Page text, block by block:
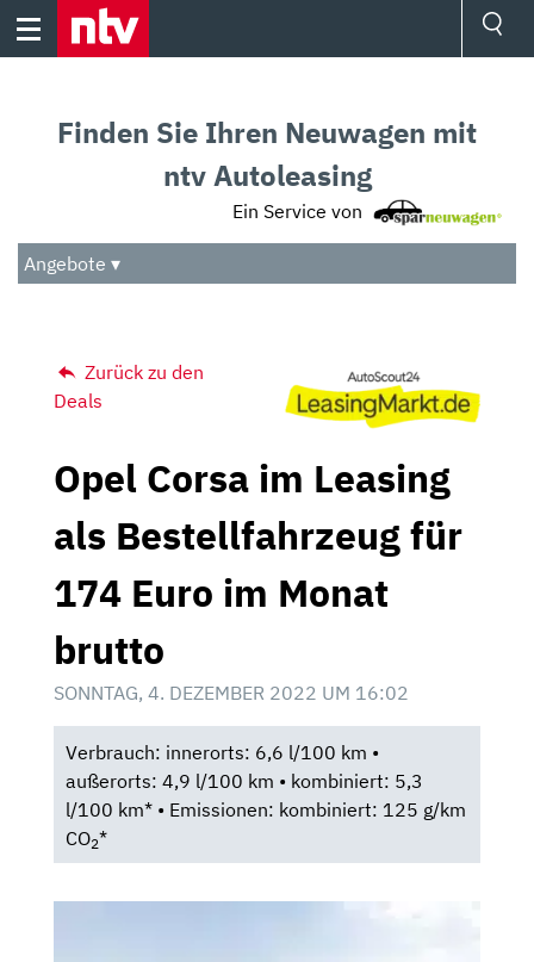
Skip
Audio
Das Beste
Finden Sie Ihren Neuwagen mit
ntv Autoleasing
Ein Service von
Angebote ▾
Zurück zu den
Deals
Opel Corsa im Leasing
als Bestellfahrzeug für
174 Euro im Monat
brutto
SONNTAG, 4. DEZEMBER 2022 UM 16:02
Verbrauch: innerorts: 6,6 l/100 km •
außerorts: 4,9 l/100 km • kombiniert: 5,3
l/100 km* • Emissionen: kombiniert: 125 g/km
CO2*